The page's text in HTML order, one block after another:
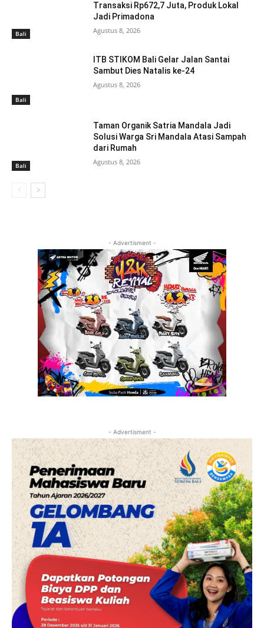
Bali
Transaksi Rp672,7 Juta, Produk Lokal
Jadi Primadona
Agustus 8, 2026
Bali
ITB STIKOM Bali Gelar Jalan Santai
Sambut Dies Natalis ke-24
Agustus 8, 2026
Bali
Taman Organik Satria Mandala Jadi
Solusi Warga Sri Mandala Atasi Sampah
dari Rumah
Agustus 8, 2026
- Advertisment -
- Advertisment -